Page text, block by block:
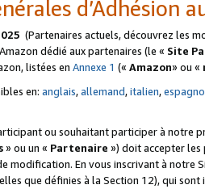
d’Adhésion
(Partenaires actuels, découvrez les
dédié aux partenaires (le « Site
listées en Annexe 1 (« Amazon» ou «
en: anglais,allemand,italien,
ou souhaitant participer à notre
» ou un « Partenaire ») doit accepter les
modification. En vous inscrivant à notre
que définies à la Section 12), qui